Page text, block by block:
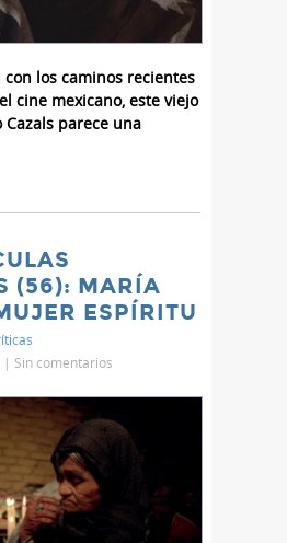
con los caminos recientes
cine mexicano, este viejo
parece una
(56): MARÍA
ESPÍRITU
| Sin comentarios